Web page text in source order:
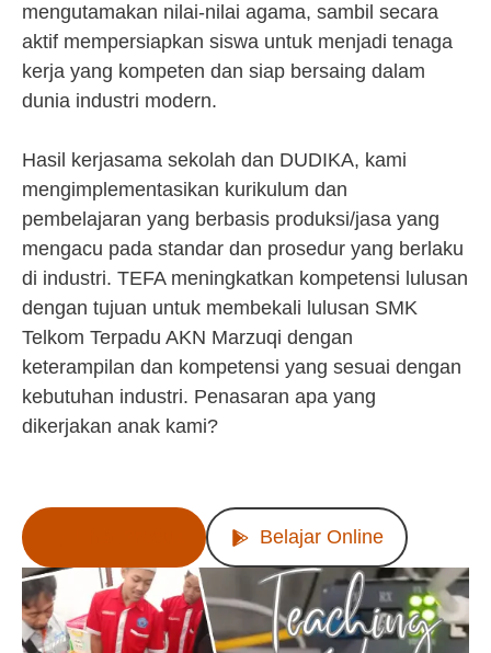
mengutamakan nilai-nilai agama, sambil secara
aktif mempersiapkan siswa untuk menjadi tenaga
kerja yang kompeten dan siap bersaing dalam
dunia industri modern.
Hasil kerjasama sekolah dan DUDIKA, kami
mengimplementasikan kurikulum dan
pembelajaran yang berbasis produksi/jasa yang
mengacu pada standar dan prosedur yang berlaku
di industri. TEFA meningkatkan kompetensi lulusan
dengan tujuan untuk membekali lulusan SMK
Telkom Terpadu AKN Marzuqi dengan
keterampilan dan kompetensi yang sesuai dengan
kebutuhan industri. Penasaran apa yang
dikerjakan anak kami?
Belajar Online